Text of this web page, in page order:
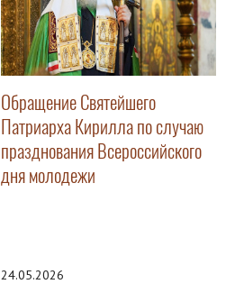
Обращение Святейшего
Патриарха Кирилла по случаю
празднования Всероссийского
дня молодежи
24.05.2026